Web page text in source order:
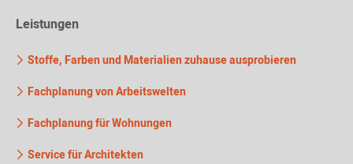
Leistungen
Stoffe, Farben und Materialien zuhause ausprobieren
Fachplanung von Arbeitswelten
Fachplanung für Wohnungen
Service für Architekten